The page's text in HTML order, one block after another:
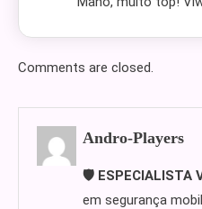
Comments are closed.
Andro-Players
🛡️ ESPECIALISTA
em segurança